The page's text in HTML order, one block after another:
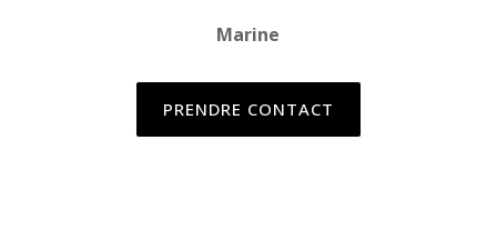
Marine
PRENDRE CONTACT